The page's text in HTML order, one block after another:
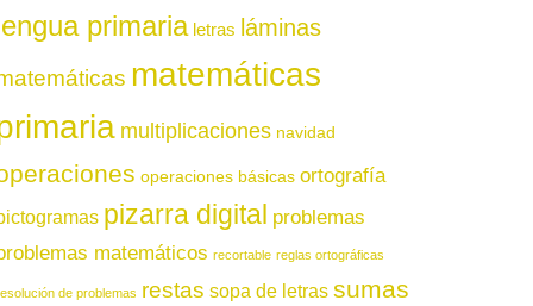
primaria letras láminas
matemáticas
multiplicaciones navidad
operaciones básicas ortografía
pizarra digital problemas
matemáticos recortable reglas ortográficas
de problemas restas sopa de letras sumas